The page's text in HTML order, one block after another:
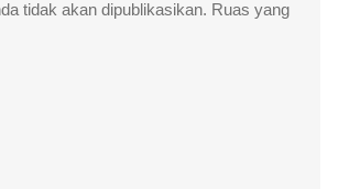
tidak akan dipublikasikan. Ruas yang